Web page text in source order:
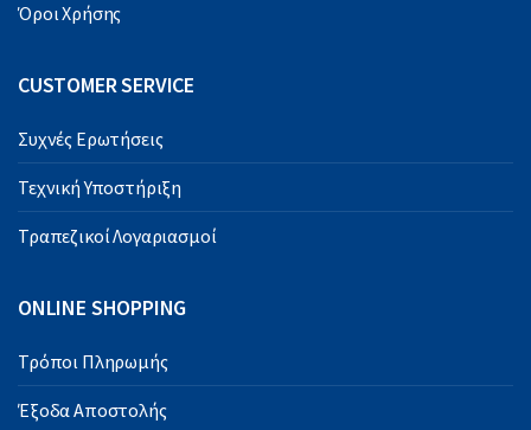
Όροι Χρήσης
CUSTOMER SERVICE
Συχνές Ερωτήσεις
Τεχνική Υποστήριξη
Τραπεζικοί Λογαριασμοί
ONLINE SHOPPING
Τρόποι Πληρωμής
Έξοδα Αποστολής